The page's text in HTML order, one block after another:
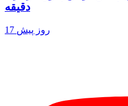
دقیقه
17 روز پیش